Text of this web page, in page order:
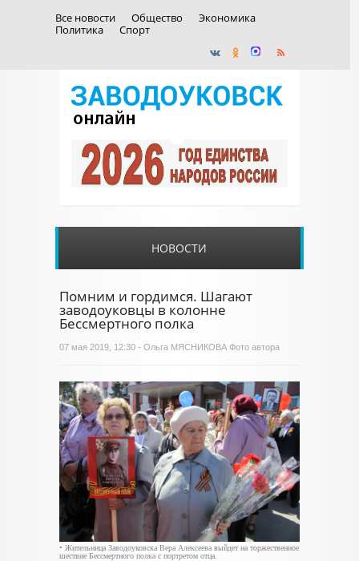
Все новости Общество
Экономика
Политика
Спорт
НОВОСТИ
Помним и гордимся. Шагают
заводоуковцы в колонне
Бессмертного полка
07 мая 2019, 12:30 - Ольга МЯСНИКОВА Фото автора
• Жительница Заводоуковска Вера Алексеева выйдет на торжественное
шествие Бессмертного полка с портретом отца.